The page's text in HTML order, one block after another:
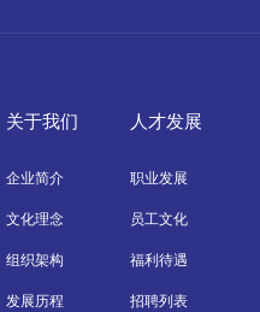
关于我们
企业简介
文化理念
组织架构
发展历程
人才发展
职业发展
员工文化
福利待遇
招聘列表